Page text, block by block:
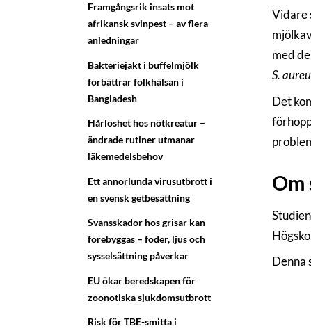
Framgångsrik insats mot
afrikansk svinpest – av flera
anledningar
Bakteriejakt i buffelmjölk
förbättrar folkhälsan i
Bangladesh
Hårlöshet hos nötkreatur –
ändrade rutiner utmanar
läkemedelsbehov
Ett annorlunda virusutbrott i
en svensk getbesättning
Svansskador hos grisar kan
förebyggas – foder, ljus och
sysselsättning påverkar
EU ökar beredskapen för
zoonotiska sjukdomsutbrott
Risk för TBE-smitta i
Vidare
med
S.
Det
Om
Denna